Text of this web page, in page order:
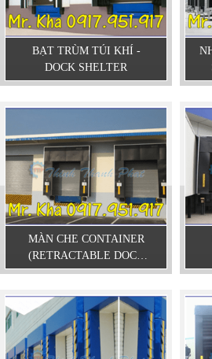
BẠT TRÙM TÚI KHÍ -
DOCK SHELTER
MÀN CHE CONTAINER
(RETRACTABLE DOCK
SHELTER)